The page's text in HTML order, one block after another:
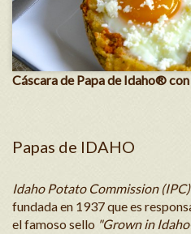
Cáscara de Papa de Idaho®
Papas de IDAHO
Idaho Potato Commission (IPC)
fundada en 1937 que es
el famoso sello "Grown in